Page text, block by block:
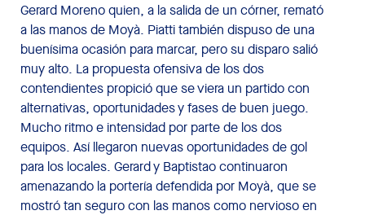
Gerard Moreno quien, a la salida de un córner, remató
a las manos de Moyà. Piatti también dispuso de una
buenísima ocasión para marcar, pero su disparo salió
muy alto. La propuesta ofensiva de los dos
contendientes propició que se viera un partido con
alternativas, oportunidades y fases de buen juego.
Mucho ritmo e intensidad por parte de los dos
equipos. Así llegaron nuevas oportunidades de gol
para los locales. Gerard y Baptistao continuaron
amenazando la portería defendida por Moyà, que se
mostró tan seguro con las manos como nervioso en